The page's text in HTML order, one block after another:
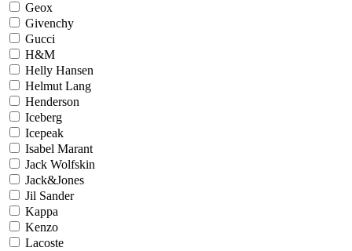
Geox
Givenchy
Gucci
H&M
Helly Hansen
Helmut Lang
Henderson
Iceberg
Icepeak
Isabel Marant
Jack Wolfskin
Jack&Jones
Jil Sander
Kappa
Kenzo
Lacoste